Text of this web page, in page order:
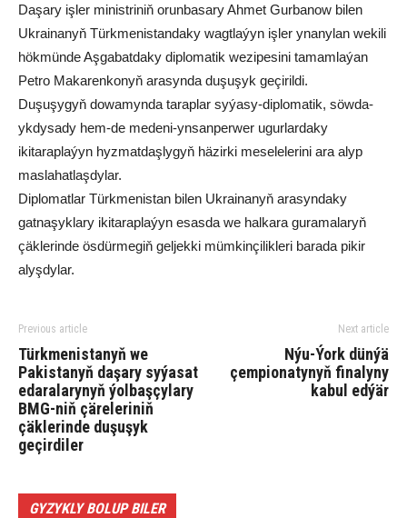
Daşary işler ministriniň orunbasary Ahmet Gurbanow bilen
Ukrainanyň Türkmenistandaky wagtlaýyn işler ynanylan wekili
hökmünde Aşgabatdaky diplomatik wezipesini tamamlaýan
Petro Makarenkonyň arasynda duşuşyk geçirildi.
Duşuşygyň dowamynda taraplar syýasy-diplomatik, söwda-
ykdysady hem-de medeni-ynsanperwer ugurlardaky
ikitaraplaýyn hyzmatdaşlygyň häzirki meselelerini ara alyp
maslahatlaşdylar.
Diplomatlar Türkmenistan bilen Ukrainanyň arasyndaky
gatnaşyklary ikitaraplaýyn esasda we halkara guramalaryň
çäklerinde ösdürmegiň geljekki mümkinçilikleri barada pikir
alyşdylar.
Previous article
Türkmenistanyň we
Pakistanyň daşary syýasat
edaralarynyň ýolbaşçylary
BMG-niň çäreleriniň
çäklerinde duşuşyk
geçirdiler
Next article
Nýu-Ýork dünýä
çempionatynyň finalyny
kabul edýär
GYZYKLY BOLUP BILER